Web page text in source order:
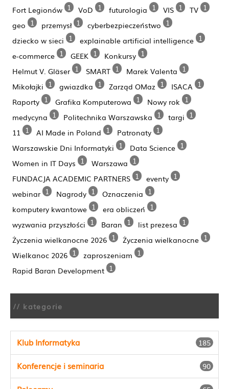
Fort Legionów 1 VoD 1 futurologia 1 VIS 1 TV 1
geo 1 przemysł 1 cyberbezpieczeństwo 1
dziecko w sieci 1 explainable artificial intelligence 1
e-commerce 1 GEEK 1 Konkursy 1
Helmut V. Gläser 1 SMART 1 Marek Valenta 1
Mikołajki 1 gwiazdka 1 Zarząd OMaz 1 ISACA 1
Raporty 1 Grafika Komputerowa 1 Nowy rok 1
medycyna 1 Politechnika Warszawska 1 targi 1
11
1 AI Made in Poland 1 Patronaty 1
Warszawskie Dni Informatyki 1 Data Science 1
Women in IT Days 1 Warszawa 1
FUNDACJA ACADEMIC PARTNERS 1 eventy 1
webinar 1 Nagrody 1 Oznaczenia 1
komputery kwantowe 1 era obliczeń 1
wyzwania przyszłości 1 Baran 1 list prezesa 1
Życzenia wielkanocne 2026 1 Życzenia wielkanocne 1
Wielkanoc 2026 1 zaproszeniam 1
Rapid Baran Development 1
// kategorie
Klub Informatyka 185
Konferencje i seminaria 90